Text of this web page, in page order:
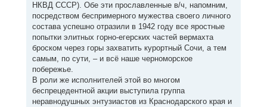
НКВД СССР). Обе эти прославленные в/ч, напомним,
посредством беспримерного мужества своего личного
состава успешно отразили в 1942 году все яростные
попытки элитных горно-егерских частей вермахта
броском через горы захватить курортный Сочи, а тем
самым, по сути, – и всё наше черноморское
побережье.
В роли же исполнителей этой во многом
беспрецедентной акции выступила группа
неравнодушных энтузиастов из Краснодарского края и